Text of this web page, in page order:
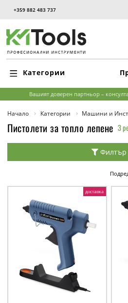
+359 882 483 737
Категории
Вашият доверен партньор –
Начало Категории Машини и
Пистолети за топло лепене 3
Филтър
доставка